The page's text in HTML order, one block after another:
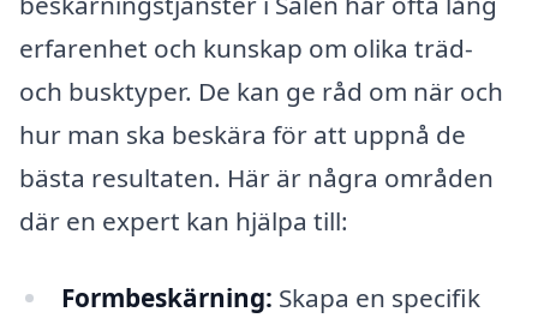
erfarenhet och kunskap om olika träd-
och busktyper. De kan ge råd om när och
hur man ska beskära för att uppnå de
bästa resultaten. Här är några områden
där en expert kan hjälpa till:
Formbeskärning: Skapa en specifik